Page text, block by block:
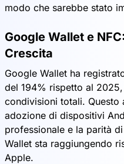
modo che sarebbe stato
Google Wallet e
Crescita
Google Wallet ha
del 194% rispetto al
condivisioni totali. Questo
adozione di dispositivi
professionale e la parità
Wallet sta raggiungendo
Apple.